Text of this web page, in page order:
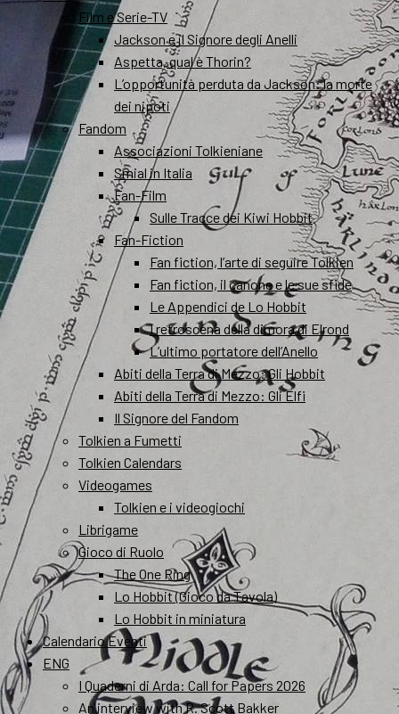
Film e Serie-TV
Jackson e il Signore degli Anelli
Aspetta, qual è Thorin?
L’opportunità perduta da Jackson: la morte
dei nipoti
Fandom
Associazioni Tolkieniane
Smial in Italia
Fan-Film
Sulle Tracce dei Kiwi Hobbit
Fan-Fiction
Fan fiction, l’arte di seguire Tolkien
Fan fiction, il canone e le sue sfide
Le Appendici de Lo Hobbit
I retroscena della dimora di Elrond
L’ultimo portatore dell’Anello
Abiti della Terra di Mezzo: Gli Hobbit
Abiti della Terra di Mezzo: Gli Elfi
Il Signore del Fandom
Tolkien a Fumetti
Tolkien Calendars
Videogames
Tolkien e i videogiochi
Librigame
Gioco di Ruolo
The One Ring
Lo Hobbit (Gioco da Tavola)
Lo Hobbit in miniatura
Calendario Eventi
ENG
I Quaderni di Arda: Call for Papers 2026
An interview with R. Scott Bakker